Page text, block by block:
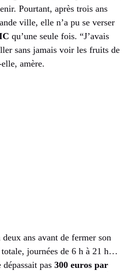
Pourtant, après trois ans
ville, elle n’a pu se verser
qu’une seule fois. “J’avais
sans jamais voir les fruits de
amère.
ans avant de fermer son
journées de 6 h à 21 h…
pas 300 euros par